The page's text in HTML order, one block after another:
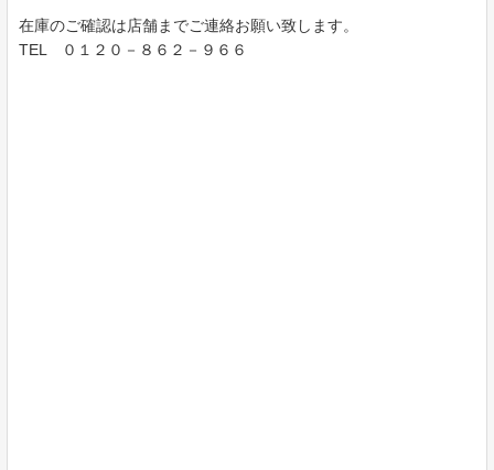
在庫のご確認は店舗までご連絡お願い致します。
TEL ０１２０－８６２－９６６